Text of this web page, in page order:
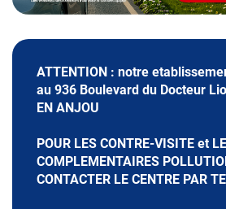
ATTENTION : notre
au 936 Boulevard du Docteur
EN ANJOU
POUR LES CONTRE-VISITE et
COMPLEMENTAIRES
CONTACTER LE CENTRE PAR